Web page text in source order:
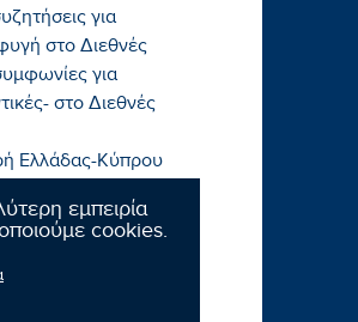
εμπειρία
cookies.
για
στο Διεθνές
για
στο Διεθνές
Ελλάδας-Κύπρου
της αμυντικής
δημιουργία
Αέρος,
στάση της